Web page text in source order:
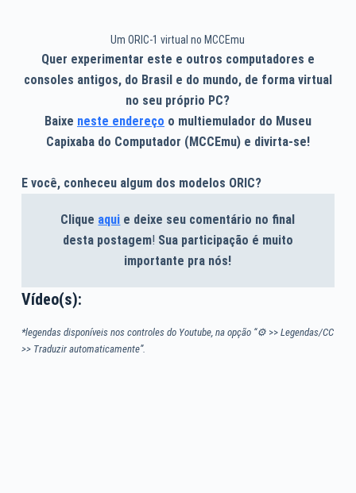
Um ORIC-1 virtual no MCCEmu
Quer experimentar este e outros computadores e
consoles antigos, do Brasil e do mundo, de forma virtual
no seu próprio PC?
Baixe neste endereço o multiemulador do Museu
Capixaba do Computador (MCCEmu) e divirta-se!
E você, conheceu algum dos modelos ORIC?
Clique aqui e deixe seu comentário no final
desta postagem! Sua participação é muito
importante pra nós!
Vídeo(s):
*legendas disponíveis nos controles do Youtube, na opção “⚙>> Legendas/CC
>> Traduzir automaticamente”.